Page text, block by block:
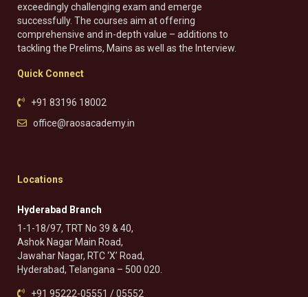
exceedingly challenging exam and emerge
successfully. The courses aim at offering
comprehensive and in-depth value – additions to
tackling the Prelims, Mains as well as the Interview.
Quick Connect
+91 83196 18002
office@raosacademy.in
Locations
Hyderabad Branch
1-1-18/97, TRT No 39 & 40,
Ashok Nagar Main Road,
Jawahar Nagar, RTC ‘X’ Road,
Hyderabad, Telangana – 500 020.
+91 95222-05551 / 05552